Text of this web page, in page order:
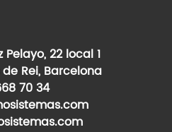
22 local 1
Rei, Barcelona
70 34